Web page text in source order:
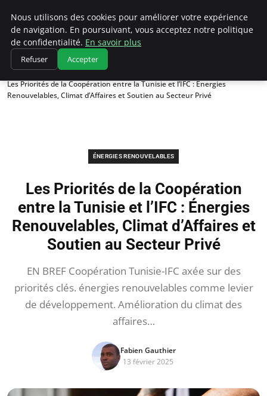
Climatedebtagents
Accueil
Énergies Renouvelables
Les Priorités de la Coopération entre la Tunisie et l’IFC : Énergies
Renouvelables, Climat d’Affaires et Soutien au Secteur Privé
ÉNERGIES RENOUVELABLES
Les Priorités de la Coopération
entre la Tunisie et l’IFC : Énergies
Renouvelables, Climat d’Affaires et
Soutien au Secteur Privé
EN BREF Coopération Tunisie-IFC axée sur des
priorités clés. énergies renouvelables comme levier
de développement. Amélioration du climat des
affaires…
Fabien Gauthier
13 février 2025
Nous utilisons des cookies pour améliorer votre expérience
de navigation. En poursuivant, vous acceptez notre politique
de confidentialité. En savoir plus
Refuser Accepter